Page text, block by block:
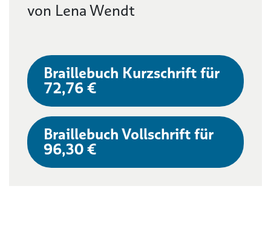
von Lena Wendt
Braillebuch Kurzschrift für
72,76 €
Braillebuch Vollschrift für
96,30 €